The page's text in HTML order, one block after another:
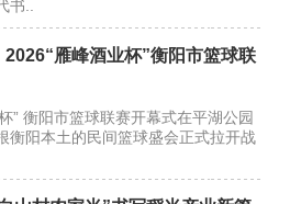
书..
雁峰酒业杯”衡阳市篮球联
” 衡阳市篮球联赛开幕式在平湖公园
衡阳本土的民间篮球盛会正式拉开战